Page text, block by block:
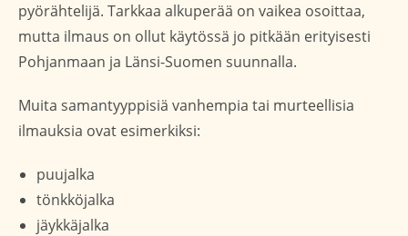
pyörähtelijä. Tarkkaa alkuperää on vaikea osoittaa,
mutta ilmaus on ollut käytössä jo pitkään erityisesti
Pohjanmaan ja Länsi-Suomen suunnalla.
Muita samantyyppisiä vanhempia tai murteellisia
ilmauksia ovat esimerkiksi:
puujalka
tönkköjalka
jäykkäjalka